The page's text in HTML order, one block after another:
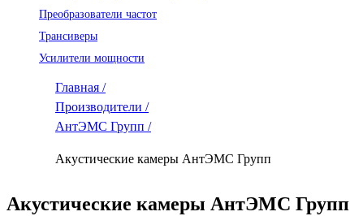
Преобразователи частот
Трансиверы
Усилители мощности
Главная /
Производители /
АнтЭМС Групп /
Акустические камеры АнтЭМС Групп
Акустические камеры АнтЭМС Групп